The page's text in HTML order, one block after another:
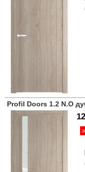
Profil Doors 1.2 N.O